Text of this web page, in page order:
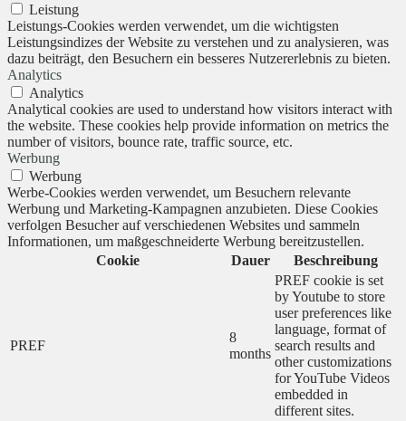
Leistung
Leistungs-Cookies werden verwendet, um die wichtigsten
Leistungsindizes der Website zu verstehen und zu analysieren, was
dazu beiträgt, den Besuchern ein besseres Nutzererlebnis zu bieten.
Analytics
Analytics
Analytical cookies are used to understand how visitors interact with
the website. These cookies help provide information on metrics the
number of visitors, bounce rate, traffic source, etc.
Werbung
Werbung
Werbe-Cookies werden verwendet, um Besuchern relevante
Werbung und Marketing-Kampagnen anzubieten. Diese Cookies
verfolgen Besucher auf verschiedenen Websites und sammeln
Informationen, um maßgeschneiderte Werbung bereitzustellen.
Cookie
Dauer Beschreibung
PREF
8
months
PREF cookie is set
by Youtube to store
user preferences like
language, format of
search results and
other customizations
for YouTube Videos
embedded in
different sites.